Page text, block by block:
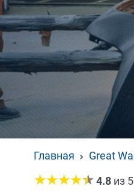
Главная Great Wall
4.8 из 5